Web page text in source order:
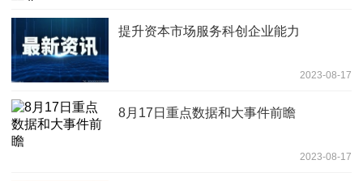
提升资本市场服务科创企业能力
2023-08-17
8月17日重点数据和大事件前瞻
2023-08-17